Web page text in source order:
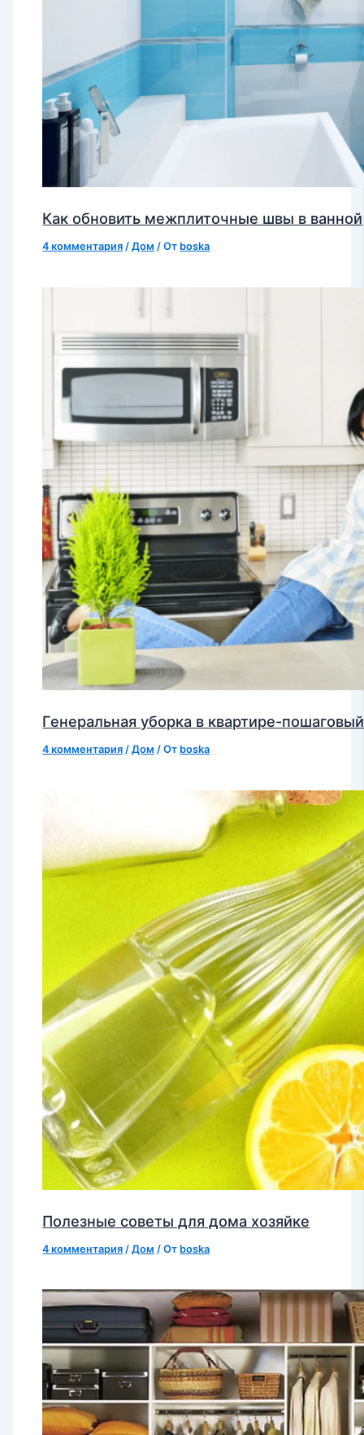
Как обновить межплиточные швы в ванной
4 комментария /Дом / От boska
Генеральная уборка в квартире-
4 комментария /Дом / От boska
Полезные советы для дома хозяйке
4 комментария /Дом / От boska